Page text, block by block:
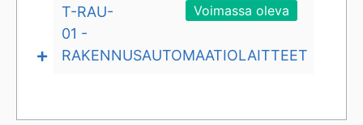
silloin käytetään MUU -vaihtoehtoja.
Voimassa oleva
T-RAU-
01 -
RAKENNUSAUTOMAATIOLAITTEET